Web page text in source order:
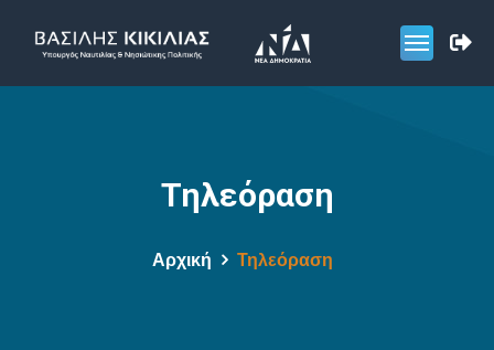
Τηλεόραση
Αρχική Τηλεόραση